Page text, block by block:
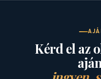
Kérd el az